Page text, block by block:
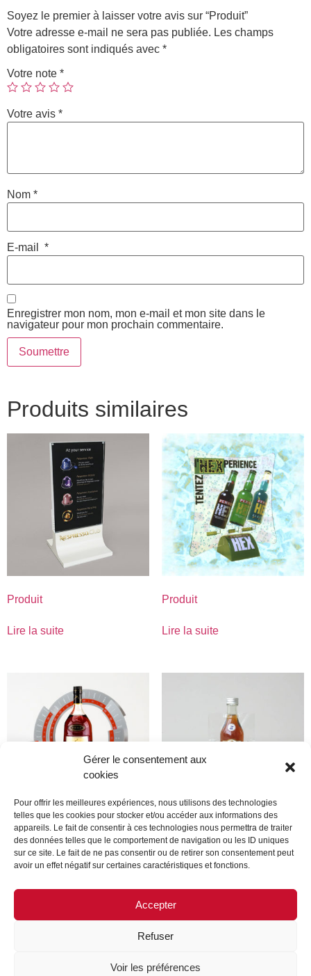
Gérer le consentement aux
cookies
Pour offrir les meilleures expériences, nous utilisons des technologies
telles que les cookies pour stocker et/ou accéder aux informations des
appareils. Le fait de consentir à ces technologies nous permettra de traiter
des données telles que le comportement de navigation ou les ID uniques
sur ce site. Le fait de ne pas consentir ou de retirer son consentement peut
avoir un effet négatif sur certaines caractéristiques et fonctions.
Accepter
Refuser
Voir les préférences
Soyez le premier à laisser votre avis sur “Produit”
Votre adresse e-mail ne sera pas publiée. Les champs
obligatoires sont indiqués avec *
Votre note *
Votre avis *
Nom *
E-mail *
Enregistrer mon nom, mon e-mail et mon site dans le
navigateur pour mon prochain commentaire.
Produits similaires
Produit
Lire la suite
Produit
Lire la suite
Produit
Lire la suite
Produit
Lire la suite